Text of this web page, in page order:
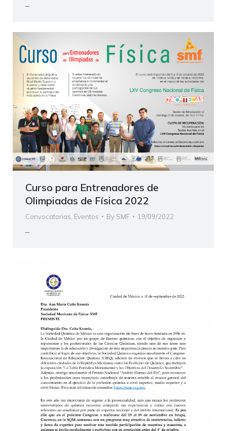
–
Curso para Entrenadores de
Olimpiadas de Física 2022
Convocatorias Eventos By SMF 19/09/2022
–